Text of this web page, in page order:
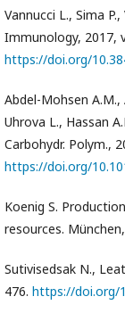
Vannucci L., Sima
Immunology, 2017,
https://doi.org/
Abdel-Mohsen A.M.,
Uhrova L., Hassan
Carbohydr. Polym.,
https://doi.org/
Koenig S.
resources.
Sutivisedsak N.,
476. https://doi.org/